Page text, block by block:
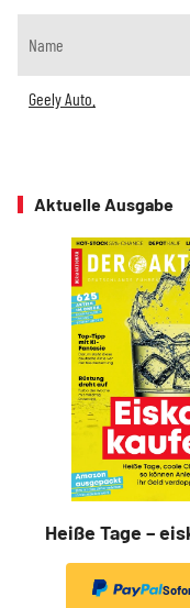
Name
Geely Auto.
Aktuelle Ausgabe
Heiße Tage –